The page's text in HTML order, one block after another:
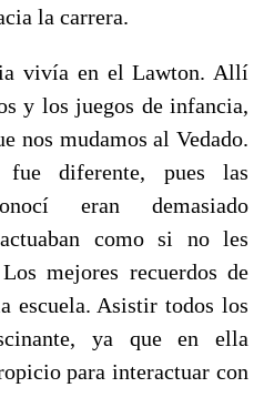
la carrera.
vivía en el Lawton. Allí
y los juegos de infancia,
nos mudamos al Vedado.
fue diferente, pues las
eran demasiado
como si no les
mejores recuerdos de
escuela. Asistir todos los
ya que en ella
para interactuar con